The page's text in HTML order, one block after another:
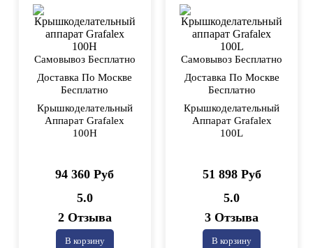
Самовывоз Бесплатно
Доставка По Москве
Бесплатно
Крышкоделательный
Аппарат Grafalex
100H
94 360 Руб
5.0
2 Отзыва
В корзину
Самовывоз Бесплатно
Доставка По Москве
Бесплатно
Крышкоделательный
Аппарат Grafalex
100L
51 898 Руб
5.0
3 Отзыва
В корзину